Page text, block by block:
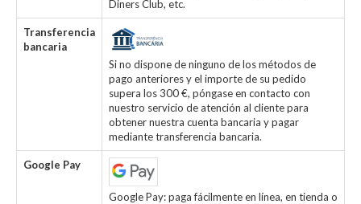
Diners Club, etc.
Transferencia
bancaria
Si no dispone de ninguno de los métodos de
pago anteriores y el importe de su pedido
supera los 300 €, póngase en contacto con
nuestro servicio de atención al cliente para
obtener nuestra cuenta bancaria y pagar
mediante transferencia bancaria.
Google Pay
Google Pay: paga fácilmente en línea, en tienda o